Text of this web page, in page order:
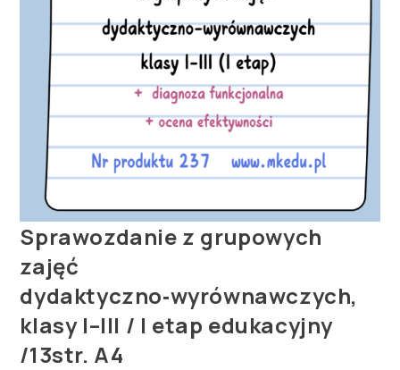
Sprawozdanie z grupowych
zajęć
dydaktyczno‑wyrównawczych,
klasy I–III / I etap edukacyjny
/13str. A4